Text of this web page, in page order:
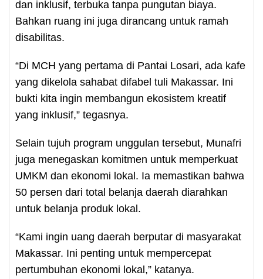
dan inklusif, terbuka tanpa pungutan biaya.
Bahkan ruang ini juga dirancang untuk ramah
disabilitas.
“Di MCH yang pertama di Pantai Losari, ada kafe
yang dikelola sahabat difabel tuli Makassar. Ini
bukti kita ingin membangun ekosistem kreatif
yang inklusif,” tegasnya.
Selain tujuh program unggulan tersebut, Munafri
juga menegaskan komitmen untuk memperkuat
UMKM dan ekonomi lokal. Ia memastikan bahwa
50 persen dari total belanja daerah diarahkan
untuk belanja produk lokal.
“Kami ingin uang daerah berputar di masyarakat
Makassar. Ini penting untuk mempercepat
pertumbuhan ekonomi lokal,” katanya.